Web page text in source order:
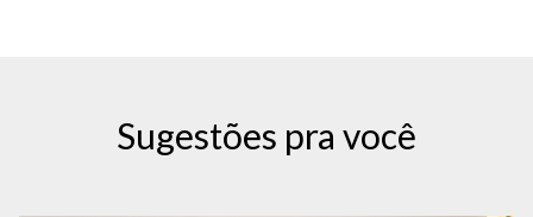
Sugestões pra você